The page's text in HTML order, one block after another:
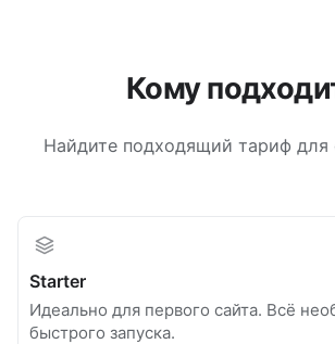
Кому
Найдите подходящий тариф для
Starter
Идеально для первого сайта. Всё
быстрого запуска.